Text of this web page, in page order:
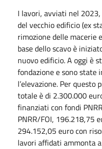
I lavori, avviati nel
del vecchio edificio (ex
rimozione delle macerie
base dello scavo è
nuovo edificio. A oggi è
fondazione e sono
l’elevazione. Per questo
totale è di 2.300.000
finanziati con fondi
PNRR/FOI, 196.218,75
294.152,05 euro con
lavori affidati ammonta